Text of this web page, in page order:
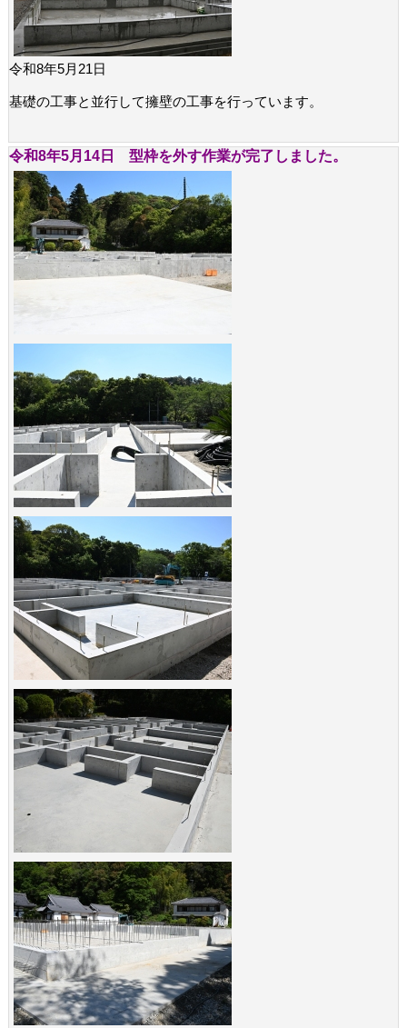
令和8年5月21日
基礎の工事と並行して擁壁の工事を行っています。
令和8年5月14日 型枠を外す作業が完了しました。